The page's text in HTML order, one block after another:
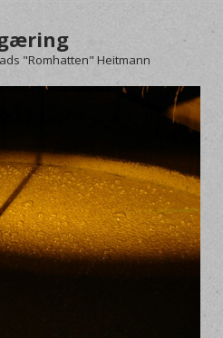
"Romhatten" Heitmann